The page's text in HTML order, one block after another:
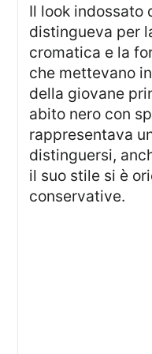
Il look indossato quel giorno si
distingueva per
cromatica e la
che mettevano
della giovane
abito nero con
rappresentava
distinguersi,
il suo stile si è
conservative.